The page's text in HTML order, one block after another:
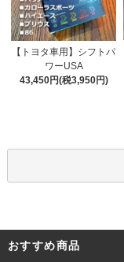
【トヨタ車用】シフトパ
ワーUSA
43,450円(税3,950円)
おすすめ商品